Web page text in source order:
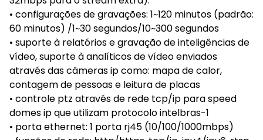
• configurações de gravações: 1~120 minutos (padrão:
60 minutos) /1~30 segundos/10~300 segundos
• suporte à relatórios e gravação de inteligências de
vídeo, suporte à analíticos de vídeo enviados
através das câmeras ip como: mapa de calor,
contagem de pessoas e leitura de placas
• controle ptz através de rede tcp/ip para speed
domes ip que utilizam protocolo intelbras-1
• porta ethernet: 1 porta rj45 (10/100/1000mbps)